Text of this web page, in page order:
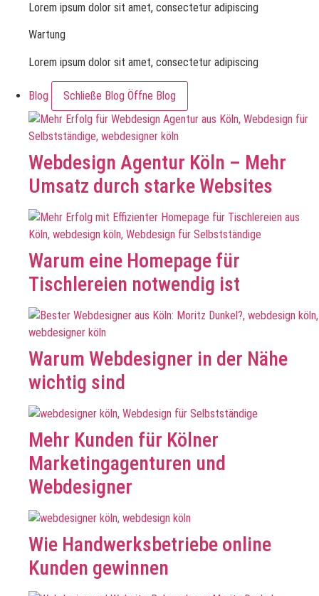
Lorem ipsum dolor sit amet, consectetur adipiscing
Wartung
Lorem ipsum dolor sit amet, consectetur adipiscing
Blog Schließe Blog Öffne Blog
Webdesign Agentur Köln – Mehr
Umsatz durch starke Websites
Warum eine Homepage für
Tischlereien notwendig ist
Warum Webdesigner in der Nähe
wichtig sind
Mehr Kunden für Kölner
Marketingagenturen und
Webdesigner
Wie Handwerksbetriebe online
Kunden gewinnen